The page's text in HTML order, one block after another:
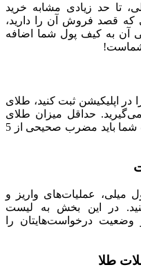
تا حد زیادی مشابه خرید
که قصد فروش آن را دارید،
آن به کیف پول شما اضافه
شماست!
اپلیکیشن ثبت کنید، طلای
حداقل میزان طلای
قابل تحویل 5 گرم است و درخواست شما باید مضرب صحیحی از 5
میلی، عملیات‌های واریز و
در این بخش به لیست
درخواست‌هایتان را
طلا